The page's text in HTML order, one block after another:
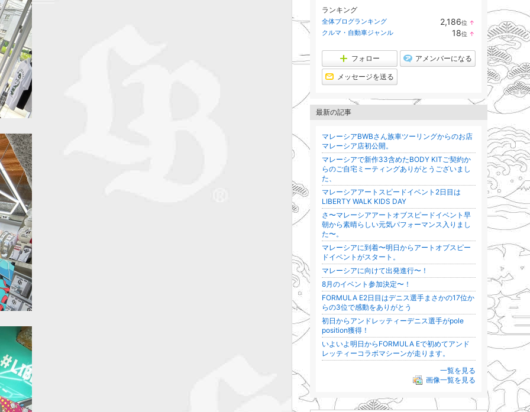
ランキング
全体ブログランキング 2,186位 ↑
ン
クルマ・自動車ジャンル 18位 ↑
フォロー アメンバーになる
メッセージを送る
最新の記事
マレーシアBWBさん族車ツーリングからのお店
マレーシア店初公開。
マレーシアで新作33含めたBODY KITご契約か
らのご自宅ミーティングありがとうございまし
た、
マレーシアアートスピードイベント2日目は
LIBERTY WALK KIDS DAY
さ〜マレーシアアートオブスピードイベント早
朝から素晴らしい元気パフォーマンス入りまし
た〜。
マレーシアに到着〜明日からアートオブスピー
ドイベントがスタート。
マレーシアに向けて出発進行〜！
8月のイベント参加決定〜！
FORMULA E2日目はデニス選手まさかの17位か
らの3位で感動をありがとう
初日からアンドレッティーデニス選手がpole
position獲得！
いよいよ明日からFORMULA Eで初めてアンド
レッティーコラボマシーンが走ります。
一覧を見る
画像一覧を見る